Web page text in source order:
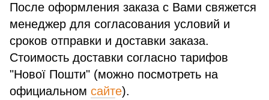
После оформления заказа с Вами свяжется
менеджер для согласования условий и
сроков отправки и доставки заказа.
Стоимость доставки согласно тарифов
"Нової Пошти" (можно посмотреть на
официальном сайте).